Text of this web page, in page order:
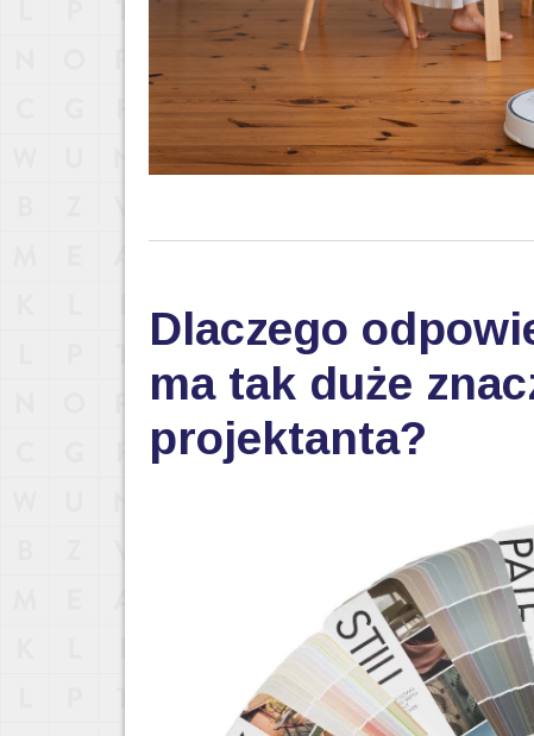
Dlaczego
ma tak duże
projektanta?